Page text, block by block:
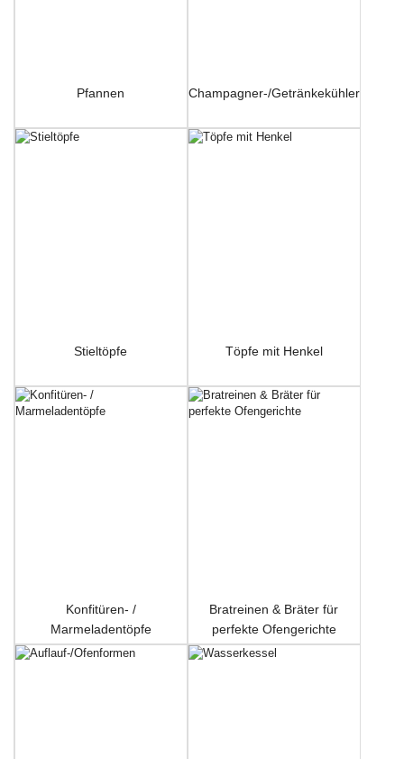
Pfannen Champagner-/Getränkekühler
Stieltöpfe Töpfe mit Henkel
Konfitüren- /
Marmeladentöpfe
Bratreinen & Bräter für
perfekte Ofengerichte